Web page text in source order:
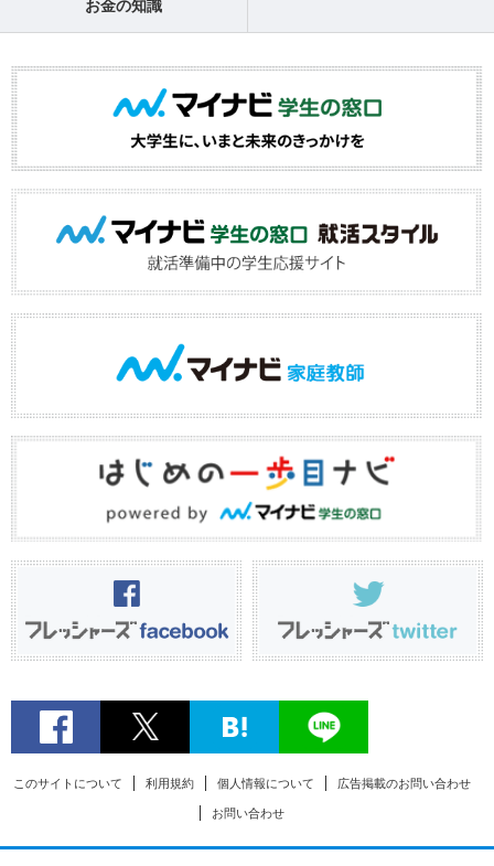
お金の知識
このサイトについて 利用規約 個人情報について 広告掲載のお問い合わせ
お問い合わせ